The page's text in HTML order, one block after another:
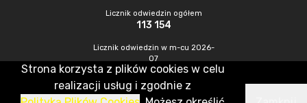
Licznik odwiedzin ogółem
113 154
Licznik odwiedzin w m-cu 2026-
07
484
CMS & Hosting: Nefeni Sp. z o.o.
Strona korzysta z plików cookies w celu
realizacji usług i zgodnie z